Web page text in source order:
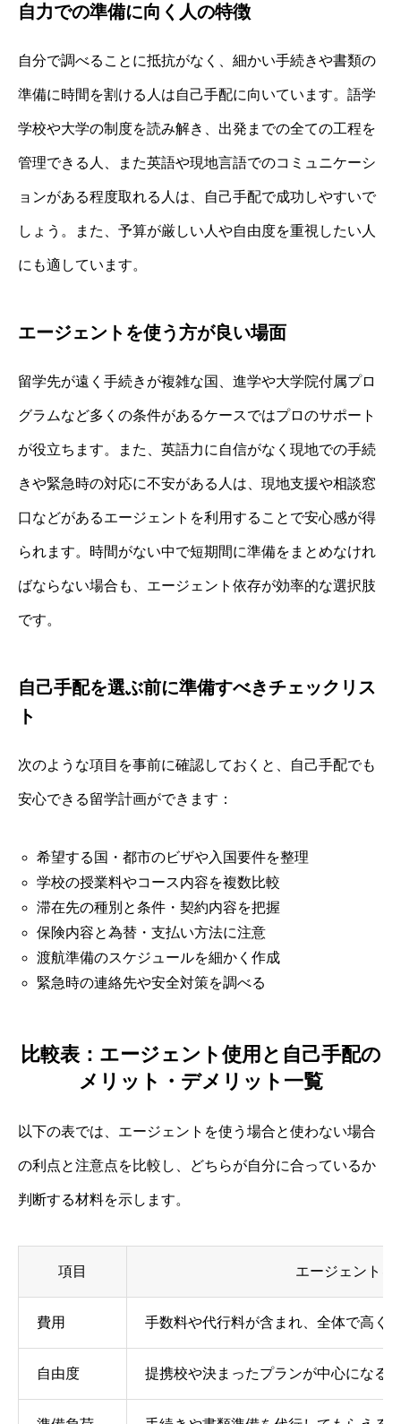
自力での準備に向く人の特徴
自分で調べることに抵抗がなく、細かい手続きや書類の
準備に時間を割ける人は自己手配に向いています。語学
学校や大学の制度を読み解き、出発までの全ての工程を
管理できる人、また英語や現地言語でのコミュニケーシ
ョンがある程度取れる人は、自己手配で成功しやすいで
しょう。また、予算が厳しい人や自由度を重視したい人
にも適しています。
エージェントを使う方が良い場面
留学先が遠く手続きが複雑な国、進学や大学院付属プロ
グラムなど多くの条件があるケースではプロのサポート
が役立ちます。また、英語力に自信がなく現地での手続
きや緊急時の対応に不安がある人は、現地支援や相談窓
口などがあるエージェントを利用することで安心感が得
られます。時間がない中で短期間に準備をまとめなけれ
ばならない場合も、エージェント依存が効率的な選択肢
です。
自己手配を選ぶ前に準備すべきチェックリス
ト
次のような項目を事前に確認しておくと、自己手配でも
安心できる留学計画ができます：
希望する国・都市のビザや入国要件を整理
学校の授業料やコース内容を複数比較
滞在先の種別と条件・契約内容を把握
保険内容と為替・支払い方法に注意
渡航準備のスケジュールを細かく作成
緊急時の連絡先や安全対策を調べる
比較表：エージェント使用と自己手配の
メリット・デメリット一覧
以下の表では、エージェントを使う場合と使わない場合
の利点と注意点を比較し、どちらが自分に合っているか
判断する材料を示します。
項目 エージェントを
費用 手数料や代行料が含まれ、全体で高く
自由度 提携校や決まったプランが中心になる